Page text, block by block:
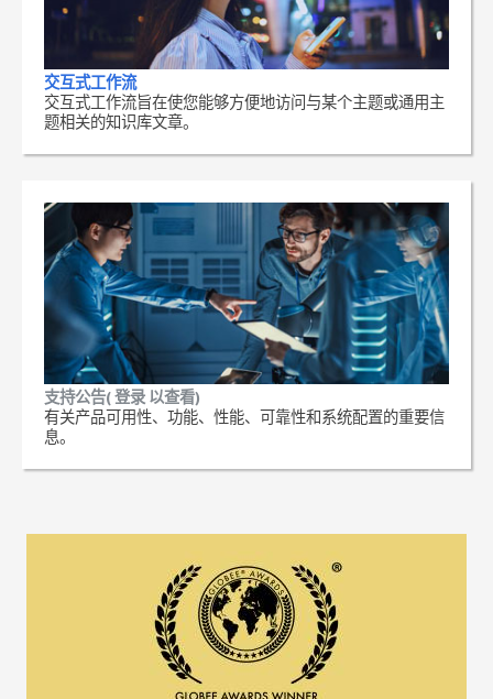
交互式工作流
交互式工作流旨在使您能够方便地访问与某个主题或通用主
题相关的知识库文章。
支持公告( 登录 以查看)
有关产品可用性、功能、性能、可靠性和系统配置的重要信
息。